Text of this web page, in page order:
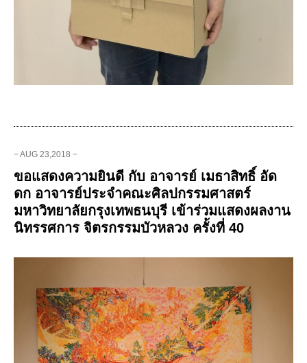
− AUG 23,2018 −
ขอแสดงความยินดี กับ อาจารย์ เมธาสิทธิ์ อัด
ดก อาจารย์ประจำคณะศิลปกรรมศาสตร์
มหาวิทยาลัยกรุงเทพธนบุรี เข้าร่วมแสดงผลงาน
นิทรรศการ จิตรกรรมบัวหลวง ครั้งที่ 40